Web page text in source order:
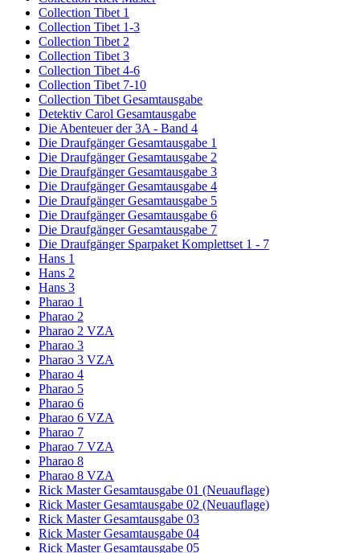
Collection Tibet 1
Collection Tibet 1-3
Collection Tibet 2
Collection Tibet 3
Collection Tibet 4-6
Collection Tibet 7-10
Collection Tibet Gesamtausgabe
Detektiv Carol Gesamtausgabe
Die Abenteuer der 3A - Band 4
Die Draufgänger Gesamtausgabe 1
Die Draufgänger Gesamtausgabe 2
Die Draufgänger Gesamtausgabe 3
Die Draufgänger Gesamtausgabe 4
Die Draufgänger Gesamtausgabe 5
Die Draufgänger Gesamtausgabe 6
Die Draufgänger Gesamtausgabe 7
Die Draufgänger Sparpaket Komplettset 1 - 7
Hans 1
Hans 2
Hans 3
Pharao 1
Pharao 2
Pharao 2 VZA
Pharao 3
Pharao 3 VZA
Pharao 4
Pharao 5
Pharao 6
Pharao 6 VZA
Pharao 7
Pharao 7 VZA
Pharao 8
Pharao 8 VZA
Rick Master Gesamtausgabe 01 (Neuauflage)
Rick Master Gesamtausgabe 02 (Neuauflage)
Rick Master Gesamtausgabe 03
Rick Master Gesamtausgabe 04
Rick Master Gesamtausgabe 05